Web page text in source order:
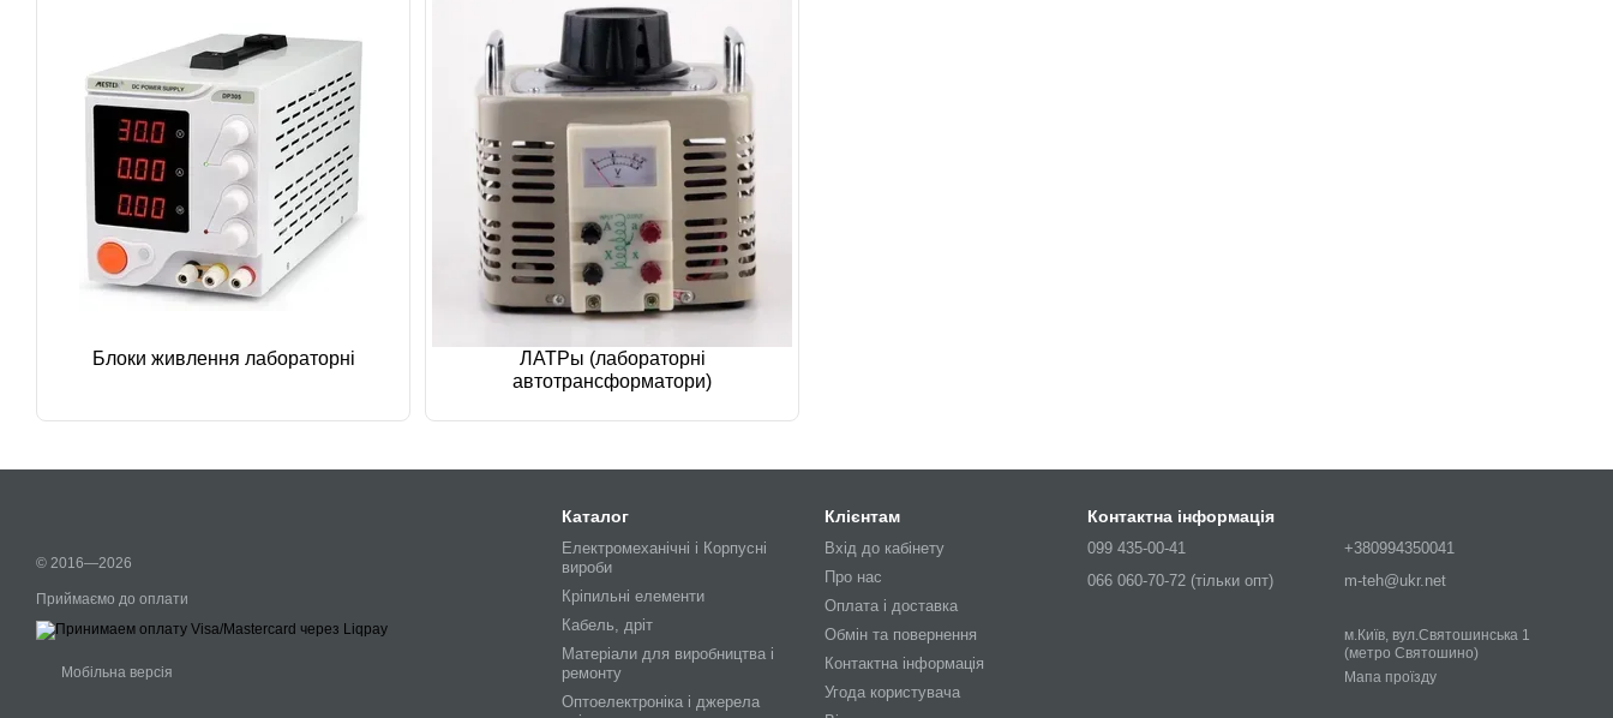
Блоки живлення лабораторні
ЛАТРы (лабораторні
автотрансформатори)
© 2016—2026
Приймаємо до оплати
Мобільна версія
Каталог
Електромеханічні і Корпусні
вироби
Кріпильні елементи
Кабель, дріт
Матеріали для виробництва і
ремонту
Оптоелектроніка і джерела
Клієнтам
Вхід до кабінету
Про нас
Оплата і доставка
Обмін та повернення
Контактна інформація
Угода користувача
Контактна інформація
099 435-00-41
066 060-70-72 (тільки опт)
+380994350041
m-teh@ukr.net
м.Київ, вул.Святошинська 1
(метро Святошино)
Мапа проїзду